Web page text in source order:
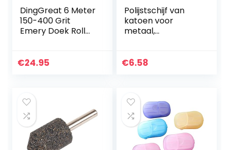
DingGreat 6 Meter
150-400 Grit
Emery Doek Roll
Rollen Schurende
Droog Schurende
Riem Doos Hout
Slijpen Roll Riemen
voor Hout Turners,
Automotive
€24.95
Polijstschijf van
katoen voor
metaal,
hout, kunststof,
€6.58